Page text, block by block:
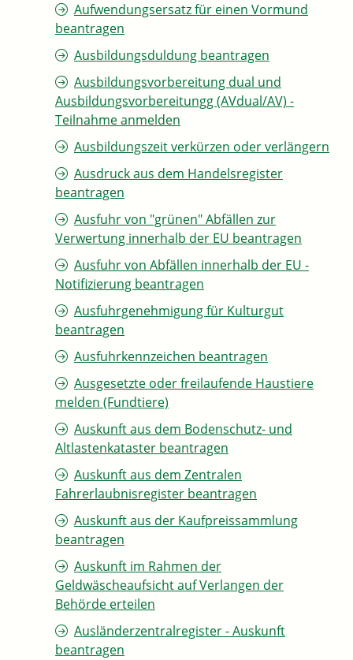
Aufwendungsersatz für einen Vormund
beantragen
Ausbildungsduldung beantragen
Ausbildungsvorbereitung dual und
Ausbildungsvorbereitungg (AVdual/AV) -
Teilnahme anmelden
Ausbildungszeit verkürzen oder verlängern
Ausdruck aus dem Handelsregister
beantragen
Ausfuhr von "grünen" Abfällen zur
Verwertung innerhalb der EU beantragen
Ausfuhr von Abfällen innerhalb der EU -
Notifizierung beantragen
Ausfuhrgenehmigung für Kulturgut
beantragen
Ausfuhrkennzeichen beantragen
Ausgesetzte oder freilaufende Haustiere
melden (Fundtiere)
Auskunft aus dem Bodenschutz- und
Altlastenkataster beantragen
Auskunft aus dem Zentralen
Fahrerlaubnisregister beantragen
Auskunft aus der Kaufpreissammlung
beantragen
Auskunft im Rahmen der
Geldwäscheaufsicht auf Verlangen der
Behörde erteilen
Ausländerzentralregister - Auskunft
beantragen